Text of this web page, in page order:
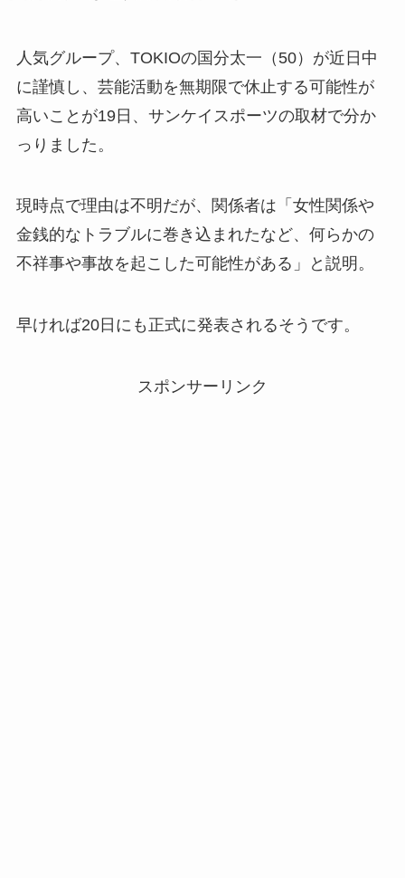
人気グループ、TOKIOの国分太一（50）が近日中
に謹慎し、芸能活動を無期限で休止する可能性が
高いことが19日、サンケイスポーツの取材で分か
っりました。
現時点で理由は不明だが、関係者は「女性関係や
金銭的なトラブルに巻き込まれたなど、何らかの
不祥事や事故を起こした可能性がある」と説明。
早ければ20日にも正式に発表されるそうです。
スポンサーリンク